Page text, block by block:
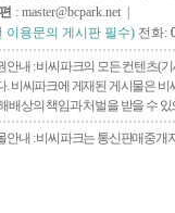
: master@bcpark.net |
이용문의 게시판 필수) 전화:
안내 : 비씨파크의 모든 컨텐츠(
. 비씨파크에 게재된 게시물은
배상의 책임과 처벌을 받을 수
안내 : 비씨파크는 통신판매중개